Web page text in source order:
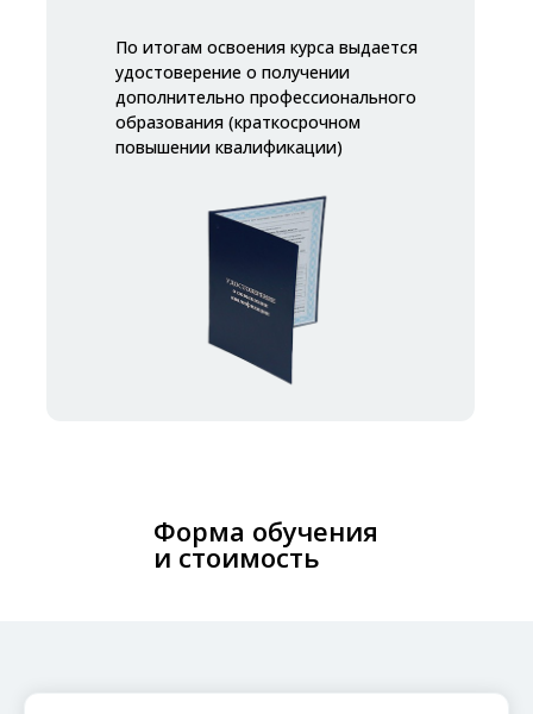
По итогам освоения курса выдается
удостоверение о получении
дополнительно профессионального
образования (краткосрочном
повышении квалификации)
Форма обучения
и стоимость